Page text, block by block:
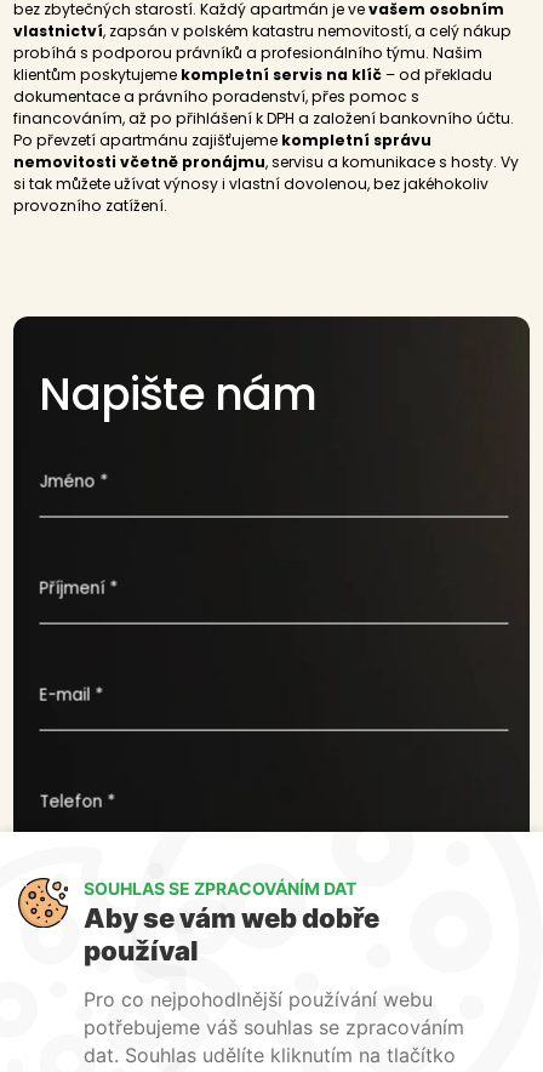
bez zbytečných starostí. Každý apartmán je vevašem osobním
vlastnictví, zapsán v polském katastru nemovitostí, a celý nákup
probíhá s podporou právníků a profesionálního týmu. Našim
klientům poskytujeme kompletní servis na klíč – od překladu
dokumentace a právního poradenství, přes pomoc s
financováním, až po přihlášení k DPH a založení bankovního účtu.
Po převzetí apartmánu zajišťujeme kompletní správu
nemovitosti včetně pronájmu, servisu a komunikace s hosty. Vy
si tak můžete užívat výnosy i vlastní dovolenou, bez jakéhokoliv
provozního zatížení.
Napište nám
Jméno *
Příjmení *
E-mail *
Telefon *
Co pro vás můžeme udělat ?
SOUHLAS SE ZPRACOVÁNÍM DAT
Aby se vám web dobře
používal
Pro co nejpohodlnější používání webu
potřebujeme váš souhlas se zpracováním
dat. Souhlas udělíte kliknutím na tlačítko